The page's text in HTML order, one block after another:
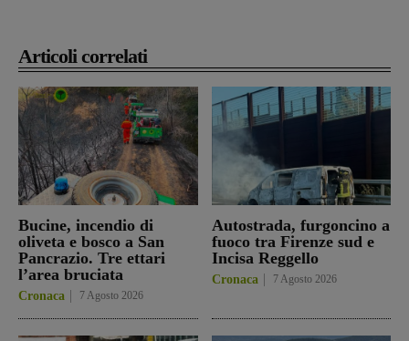
Articoli correlati
Bucine, incendio di
oliveta e bosco a San
Pancrazio. Tre ettari
l’area bruciata
Cronaca 7 Agosto 2026
Autostrada, furgoncino a
fuoco tra Firenze sud e
Incisa Reggello
Cronaca 7 Agosto 2026